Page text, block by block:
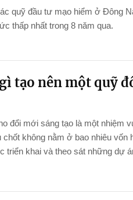
quỹ đầu tư mạo hiểm ở Đông
thấp nhất trong 8 năm qua.
tạo nên một quỹ
đổi mới sáng tạo là một nhiệm
chốt không nằm ở bao nhiêu vốn
triển khai và theo sát những dự